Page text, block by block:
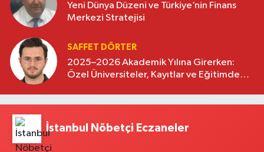
Yeni Dünya Düzeni ve Türkiye’nin Finans
Merkezi Stratejisi
SAFFET DÖRTER
2025–2026 Akademik Yılına Girerken:
Özel Üniversiteler, Kayıtlar ve Eğitimde
İstanbul Nöbetçi Eczaneler